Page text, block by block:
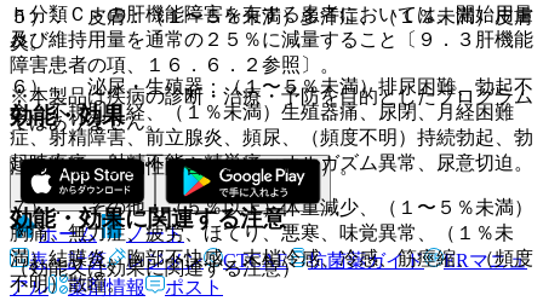
５）． 皮膚：（１〜５％未満）多汗症、（１％未満）皮膚
炎。
６）． 泌尿・生殖器：（１〜５％未満）排尿困難、勃起不
全、不規則月経、（１％未満）生殖器痛、尿閉、月経困難
症、射精障害、前立腺炎、頻尿、（頻度不明）持続勃起、勃
起時疼痛、射精不能、精巣痛、オルガズム異常、尿意切迫。
７）． その他：（５％以上）体重減少、（１〜５％未満）
胸痛、無力症、疲労、ほてり、悪寒、味覚異常、（１％未
満）結膜炎、胸部不快感、末梢冷感、冷感、筋痙縮、（頻度
不明）散瞳。
ｈ分類Ｃ＞の肝機能障害を有する患者においては、開始用量
及び維持用量を通常の２５％に減量すること〔９．３肝機能
障害患者の項、１６．６．２参照〕。
効能・効果
注意欠陥／多動性障害（ＡＤ／ＨＤ）。
効能・効果に関連する注意
（効能又は効果に関連する注意）
※本製品は疾病の診断・治療・予防を目的としたプログラム
ではありません。
ホーム
ノート
表・計算
レジメン CTCAE 抗菌薬ガイド
ERマニュ
アル
薬剤情報 ポスト